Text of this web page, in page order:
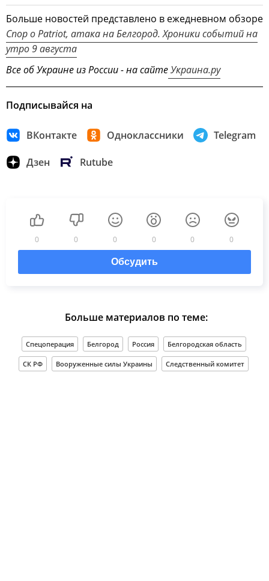
Больше новостей представлено в ежедневном обзоре
Спор о Patriot, атака на Белгород. Хроники событий на
утро 9 августа
Все об Украине из России - на сайтеУкраина.ру
Подписывайся на
ВКонтакте Одноклассники Telegram
Дзен Rutube
0 0 0 0 0 0
Обсудить
Больше материалов по теме:
Спецоперация Белгород Россия Белгородская область
СК РФ Вооруженные силы Украины Следственный комитет